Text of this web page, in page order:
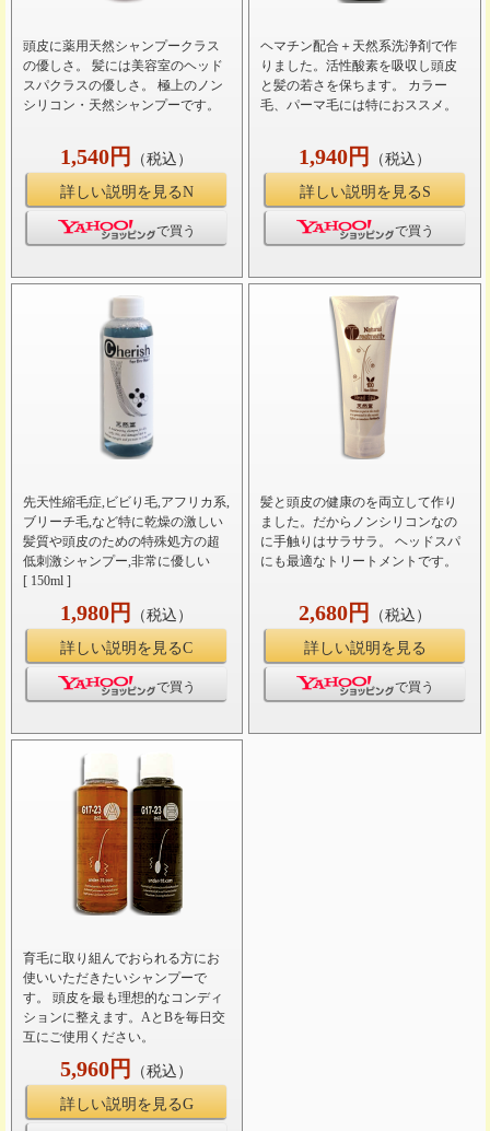
頭皮に薬用天然シャンプークラス
の優しさ。 髪には美容室のヘッド
スパクラスの優しさ。 極上のノン
シリコン・天然シャンプーです。
1,540円
（税込）
詳しい説明を見るN
で買う
ヘマチン配合＋天然系洗浄剤で作
りました。活性酸素を吸収し頭皮
と髪の若さを保ちます。 カラー
毛、パーマ毛には特におススメ。
1,940円
（税込）
詳しい説明を見るS
で買う
先天性縮毛症,ビビり毛,アフリカ系,
ブリーチ毛,など特に乾燥の激しい
髪質や頭皮のための特殊処方の超
低刺激シャンプー,非常に優しい
[ 150ml ]
1,980円
（税込）
詳しい説明を見るC
で買う
髪と頭皮の健康のを両立して作り
ました。だからノンシリコンなの
に手触りはサラサラ。 ヘッドスパ
にも最適なトリートメントです。
2,680円
（税込）
詳しい説明を見る
で買う
育毛に取り組んでおられる方にお
使いいただきたいシャンプーで
す。 頭皮を最も理想的なコンディ
ションに整えます。AとBを毎日交
互にご使用ください。
5,960円
（税込）
詳しい説明を見るG